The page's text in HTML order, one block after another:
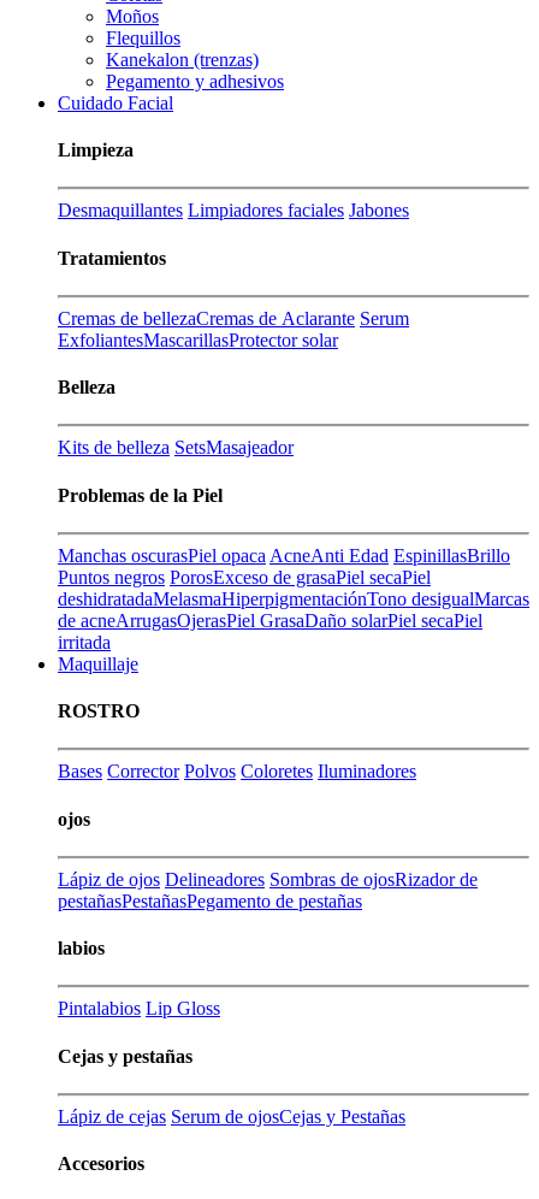
Moños
Flequillos
Kanekalon (trenzas)
Pegamento y adhesivos
Cuidado Facial
Limpieza
Desmaquillantes Limpiadores faciales Jabones
Tratamientos
Cremas de bellezaCremas de Aclarante Serum
ExfoliantesMascarillasProtector solar
Belleza
Kits de belleza SetsMasajeador
Problemas de la Piel
Manchas oscurasPiel opaca AcneAnti Edad EspinillasBrillo
Puntos negros PorosExceso de grasaPiel secaPiel
deshidratadaMelasmaHiperpigmentaciónTono desigualMarcas
de acneArrugasOjerasPiel GrasaDaño solarPiel secaPiel
irritada
Maquillaje
ROSTRO
Bases Corrector Polvos Coloretes Iluminadores
ojos
Lápiz de ojos Delineadores Sombras de ojosRizador de
pestañasPestañasPegamento de pestañas
labios
Pintalabios Lip Gloss
Cejas y pestañas
Lápiz de cejas Serum de ojosCejas y Pestañas
Accesorios